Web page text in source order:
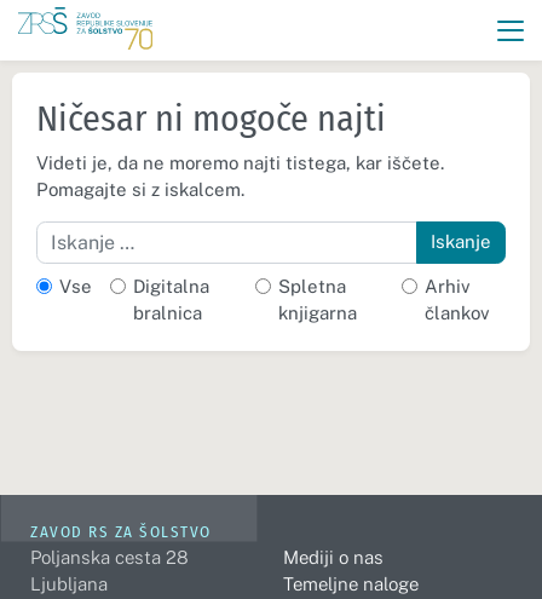
Ničesar ni mogoče najti
Videti je, da ne moremo najti tistega, kar iščete.
Pomagajte si z iskalcem.
Iskanje
Vse
Digitalna
bralnica
Spletna
knjigarna
Arhiv
člankov
ZAVOD RS ZA ŠOLSTVO
Poljanska cesta 28
Ljubljana
Mediji o nas
Temeljne naloge